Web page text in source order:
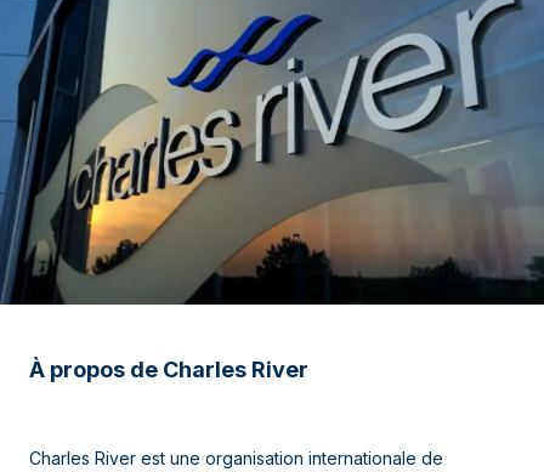
À propos de Charles River
Charles River est une organisation internationale de